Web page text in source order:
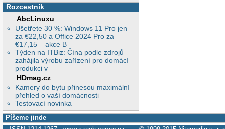
Rozcestník
AbcLinuxu
Ušetřete 30 %: Windows 11 Pro jen
za €22,50 a Office 2024 Pro za
€17,15 – akce B
Týden na ITBiz: Čína podle zdrojů
zahájila výrobu zařízení pro domácí
produkci v
HDmag.cz
Kamery do bytu přinesou maximální
přehled o vaší domácnosti
Testovací novinka
Píšeme jinde